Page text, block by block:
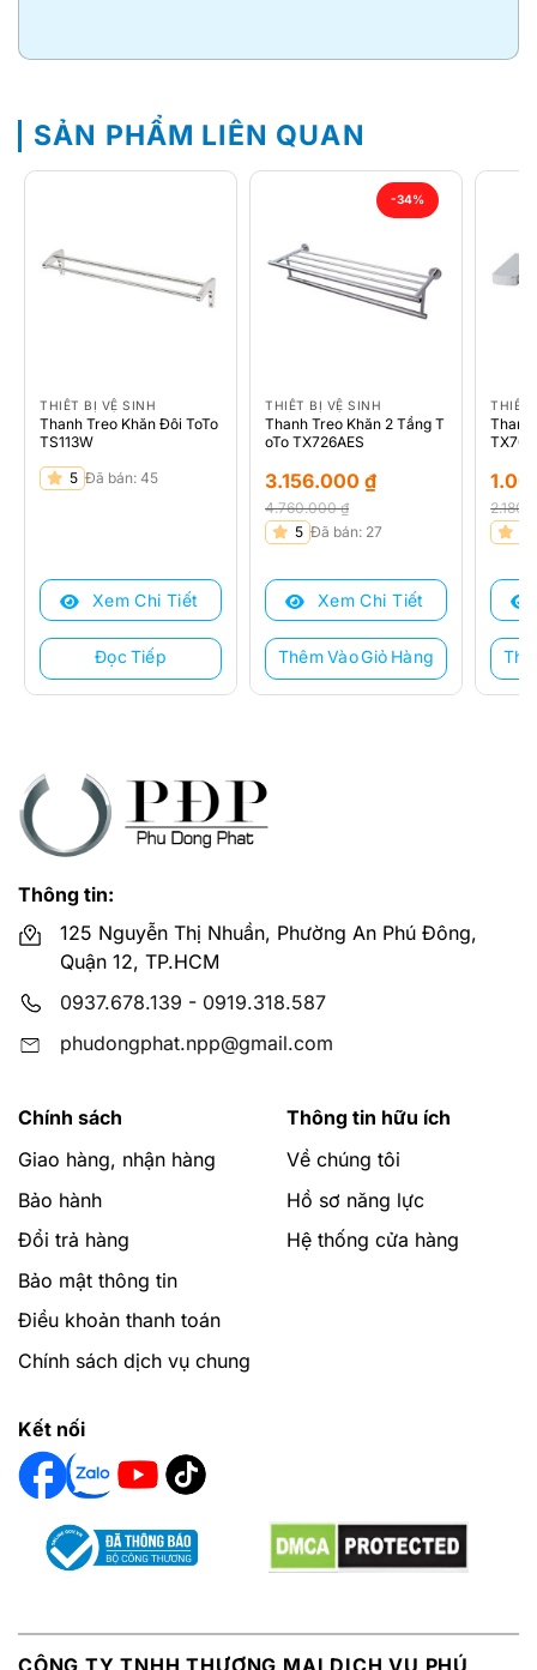
SẢN PHẨM LIÊN QUAN
THIẾT BỊ VỆ SINH
Thanh Treo Khăn Đôi ToTo
TS113W
5 Đã bán: 45
Xem Chi Tiết
Đọc Tiếp
-34%
THIẾT BỊ VỆ SINH
Thanh Treo Khăn 2 Tầng T
oTo TX726AES
4.760.000₫
Giá
là:
4.760.000 ₫.
3.156.000₫
Giá
tại
3.156.000 ₫.
5 Đã bán: 27
Xem Chi Tiết
Thêm Vào Giỏ Hàng
THIẾT
Thanh
Giá
là:
Giá
tại
Thông tin:
125 Nguyễn Thị Nhuần, Phường An Phú Đông,
Quận 12, TP.HCM
0937.678.139 - 0919.318.587
phudongphat.npp@gmail.com
Chính sách
Giao hàng, nhận hàng
Bảo hành
Đổi trả hàng
Bảo mật thông tin
Điều khoản thanh toán
Chính sách dịch vụ chung
Thông tin hữu ích
Về chúng tôi
Hồ sơ năng lực
Hệ thống cửa hàng
Kết nối
CÔNG TY TNHH THƯƠNG MẠI DỊCH VỤ PHÚ